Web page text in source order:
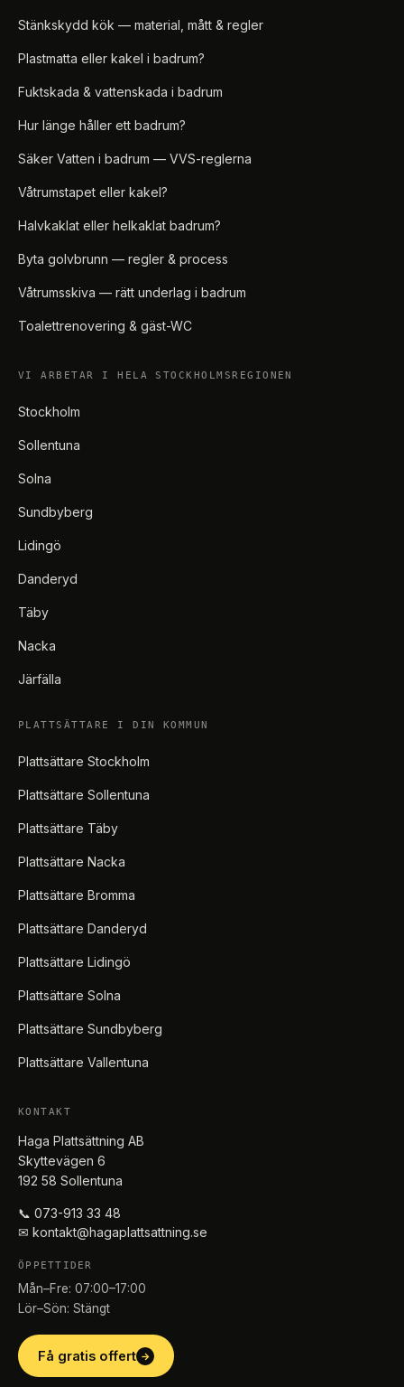
Stänkskydd kök — material, mått & regler
Plastmatta eller kakel i badrum?
Fuktskada & vattenskada i badrum
Hur länge håller ett badrum?
Säker Vatten i badrum — VVS-reglerna
Våtrumstapet eller kakel?
Halvkaklat eller helkaklat badrum?
Byta golvbrunn — regler & process
Våtrumsskiva — rätt underlag i badrum
Toalettrenovering & gäst-WC
VI ARBETAR I HELA STOCKHOLMSREGIONEN
Stockholm
Sollentuna
Solna
Sundbyberg
Lidingö
Danderyd
Täby
Nacka
Järfälla
PLATTSÄTTARE I DIN KOMMUN
Plattsättare Stockholm
Plattsättare Sollentuna
Plattsättare Täby
Plattsättare Nacka
Plattsättare Bromma
Plattsättare Danderyd
Plattsättare Lidingö
Plattsättare Solna
Plattsättare Sundbyberg
Plattsättare Vallentuna
KONTAKT
Haga Plattsättning AB
Skyttevägen 6
192 58 Sollentuna
📞 073-913 33 48
✉ kontakt@hagaplattsattning.se
ÖPPETTIDER
Mån–Fre: 07:00–17:00
Lör–Sön: Stängt
Få gratis offert →